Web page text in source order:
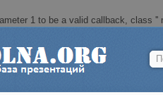
1 to be a valid callback, class ''